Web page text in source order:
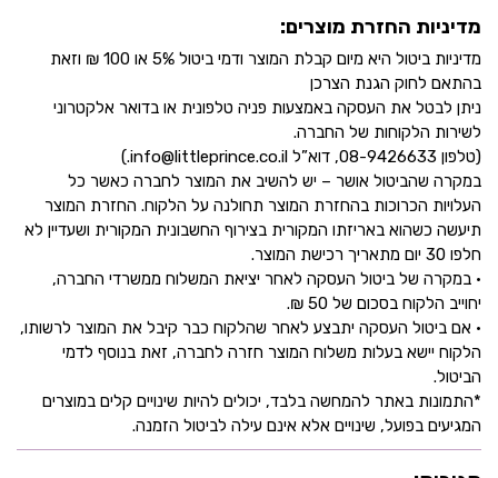
מדיניות החזרת מוצרים:
מדיניות ביטול היא מיום קבלת המוצר ודמי ביטול 5% או 100 ₪ וזאת
בהתאם לחוק הגנת הצרכן
ניתן לבטל את העסקה באמצעות פניה טלפונית או בדואר אלקטרוני
לשירות הלקוחות של החברה.
(טלפון 08-9426633, דוא”ל info@littleprince.co.il.)
במקרה שהביטול אושר – יש להשיב את המוצר לחברה כאשר כל
העלויות הכרוכות בהחזרת המוצר תחולנה על הלקוח. החזרת המוצר
תיעשה כשהוא באריזתו המקורית בצירוף החשבונית המקורית ושעדיין לא
חלפו 30 יום מתאריך רכישת המוצר.
• במקרה של ביטול העסקה לאחר יציאת המשלוח ממשרדי החברה,
יחוייב הלקוח בסכום של 50 ₪.
• אם ביטול העסקה יתבצע לאחר שהלקוח כבר קיבל את המוצר לרשותו,
הלקוח יישא בעלות משלוח המוצר חזרה לחברה, זאת בנוסף לדמי
הביטול.
*התמונות באתר להמחשה בלבד, יכולים להיות שינויים קלים במוצרים
המגיעים בפועל, שינויים אלא אינם עילה לביטול הזמנה.